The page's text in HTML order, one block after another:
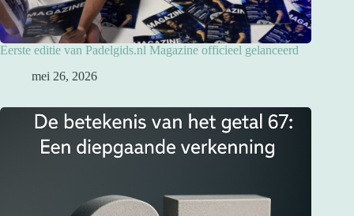
Eerste editie van Padelgids.nl Magazine officieel gelanceerd
mei 26, 2026